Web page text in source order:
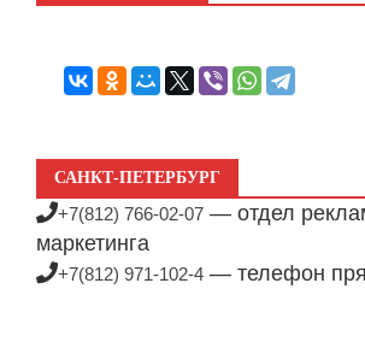
САНКТ-ПЕТЕРБУРГ
+7(812) 766-02-07 — отдел
маркетинга
+7(812) 971-102-4 — телефон